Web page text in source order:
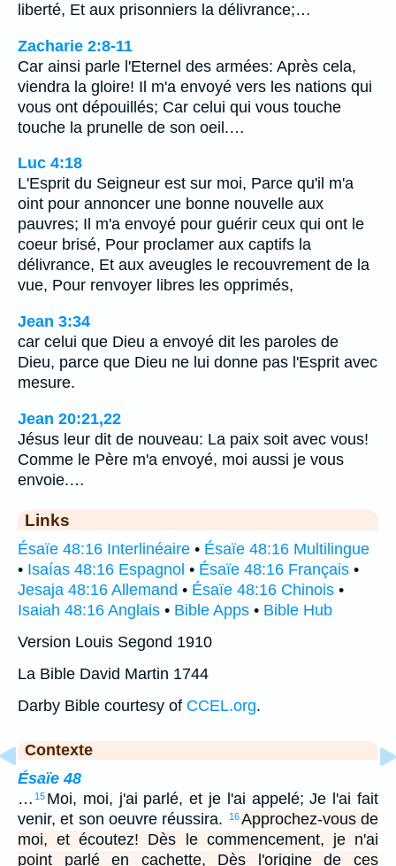
liberté, Et aux prisonniers la délivrance;…
Zacharie 2:8-11
Car ainsi parle l'Eternel des armées: Après cela,
viendra la gloire! Il m'a envoyé vers les nations qui
vous ont dépouillés; Car celui qui vous touche
touche la prunelle de son oeil.…
Luc 4:18
L'Esprit du Seigneur est sur moi, Parce qu'il m'a
oint pour annoncer une bonne nouvelle aux
pauvres; Il m'a envoyé pour guérir ceux qui ont le
coeur brisé, Pour proclamer aux captifs la
délivrance, Et aux aveugles le recouvrement de la
vue, Pour renvoyer libres les opprimés,
Jean 3:34
car celui que Dieu a envoyé dit les paroles de
Dieu, parce que Dieu ne lui donne pas l'Esprit avec
mesure.
Jean 20:21,22
Jésus leur dit de nouveau: La paix soit avec vous!
Comme le Père m'a envoyé, moi aussi je vous
envoie.…
Links
Ésaïe 48:16 Interlinéaire • Ésaïe 48:16 Multilingue
• Isaías 48:16 Espagnol • Ésaïe 48:16 Français •
Jesaja 48:16 Allemand • Ésaïe 48:16 Chinois •
Isaiah 48:16 Anglais • Bible Apps • Bible Hub
Version Louis Segond 1910
La Bible David Martin 1744
Darby Bible courtesy of CCEL.org.
Contexte
Ésaïe 48
… 15 Moi, moi, j'ai parlé, et je l'ai appelé; Je l'ai fait
venir, et son oeuvre réussira.
16Approchez-vous de
moi, et écoutez! Dès le commencement, je n'ai
point parlé en cachette, Dès l'origine de ces